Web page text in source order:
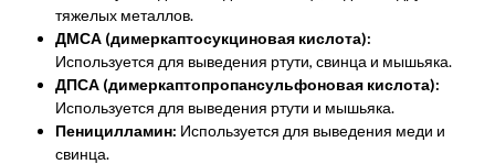
тяжелых металлов.
ДМСА (димеркаптосукциновая кислота):
Используется для выведения ртути, свинца и мышьяка.
ДПСА (димеркаптопропансульфоновая кислота):
Используется для выведения ртути и мышьяка.
Пеницилламин: Используется для выведения меди и
свинца.